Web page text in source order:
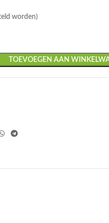
worden)
TOEVOEGEN AAN